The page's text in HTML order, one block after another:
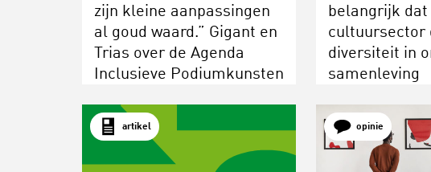
zijn kleine aanpassingen
al goud waard.” Gigant en
Trias over de Agenda
Inclusieve Podiumkunsten
belangrijk dat
cultuursector
diversiteit in
samenleving
artikel opinie